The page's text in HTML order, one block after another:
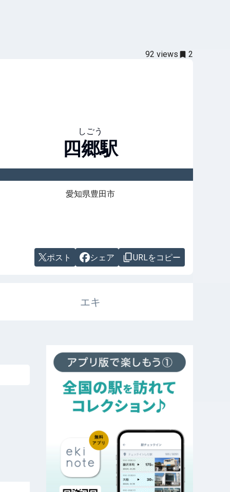
92 views 2
しごう
四郷駅
愛知県豊田市
ポスト シェア URLをコピー
エキ